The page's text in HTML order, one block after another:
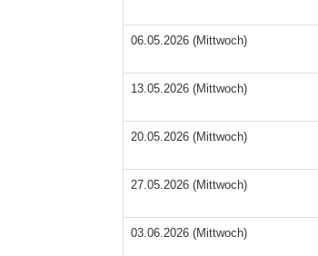
06.05.2026 (Mittwoch)
13.05.2026 (Mittwoch)
20.05.2026 (Mittwoch)
27.05.2026 (Mittwoch)
03.06.2026 (Mittwoch)